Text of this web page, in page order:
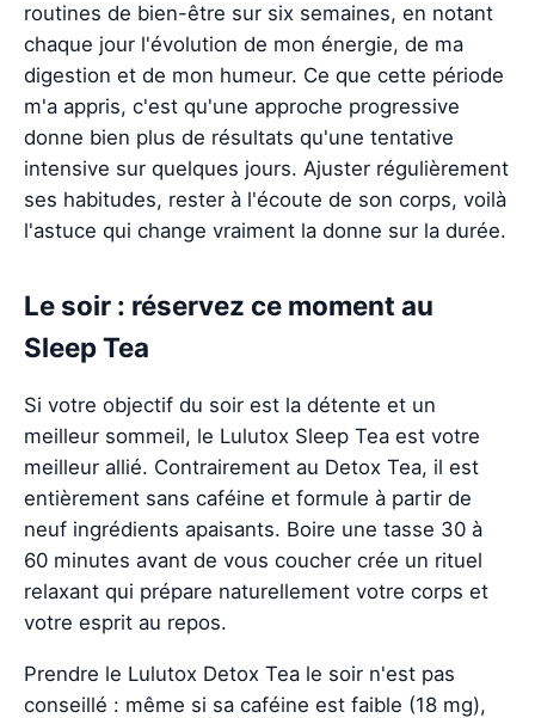
routines de bien-être sur six semaines, en notant
chaque jour l'évolution de mon énergie, de ma
digestion et de mon humeur. Ce que cette période
m'a appris, c'est qu'une approche progressive
donne bien plus de résultats qu'une tentative
intensive sur quelques jours. Ajuster régulièrement
ses habitudes, rester à l'écoute de son corps, voilà
l'astuce qui change vraiment la donne sur la durée.
Le soir : réservez ce moment au
Sleep Tea
Si votre objectif du soir est la détente et un
meilleur sommeil, le Lulutox Sleep Tea est votre
meilleur allié. Contrairement au Detox Tea, il est
entièrement sans caféine et formule à partir de
neuf ingrédients apaisants. Boire une tasse 30 à
60 minutes avant de vous coucher crée un rituel
relaxant qui prépare naturellement votre corps et
votre esprit au repos.
Prendre le Lulutox Detox Tea le soir n'est pas
conseillé : même si sa caféine est faible (18 mg),